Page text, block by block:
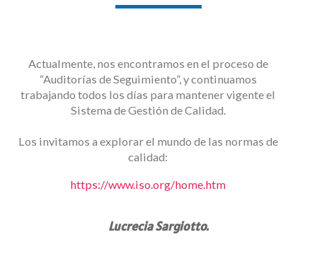
Actualmente, nos encontramos en el proceso de
“Auditorías de Seguimiento”, y continuamos
trabajando todos los días para mantener vigente el
Sistema de Gestión de Calidad.
Los invitamos a explorar el mundo de las normas de
calidad:
https://www.iso.org/home.htm
Lucrecia Sargiotto.